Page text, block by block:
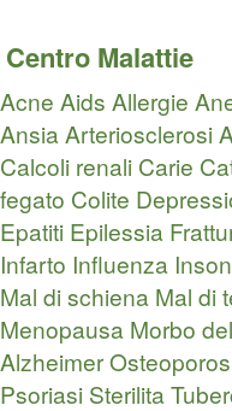
Centro Malattie
Acne Aids Allergie
AnsiaArteriosclerosi
Calcoli renali Carie
fegato Colite
Epatiti Epilessia
Infarto Influenza
Mal di schiena Mal di
Menopausa Morbo
Alzheimer
Psoriasi Sterilita